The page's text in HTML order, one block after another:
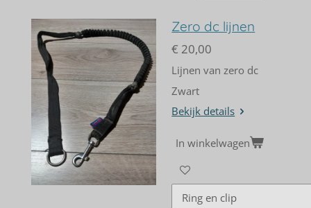
Zero dc lijnen
€ 20,00
Lijnen van zero dc
Zwart
Bekijk details
In winkelwagen